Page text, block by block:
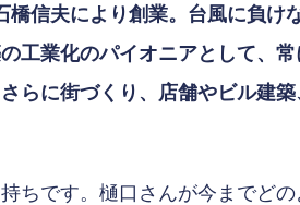
信夫により創業。台風に負け
工業化のパイオニアとして、
らに街づくり、店舗やビル建
ちです。樋口さんが今までど